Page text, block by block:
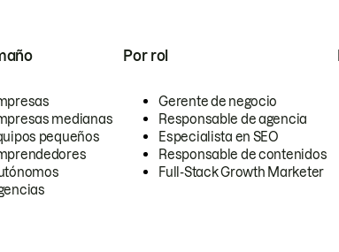
medianas
pequeños
Por rol
Gerente de negocio
Responsable de agencia
Especialista en SEO
Responsable de contenidos
Full-Stack Growth Marketer